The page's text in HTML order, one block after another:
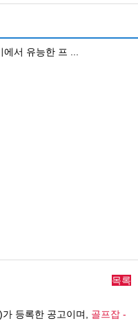
에서 유능한 프 ...
목록
가 등록한 공고이며, 골프잡 -